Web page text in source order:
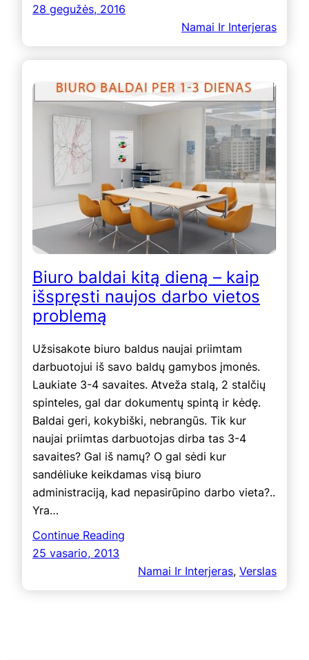
28 gegužės, 2016
Namai Ir Interjeras
Biuro baldai kitą dieną – kaip
išspręsti naujos darbo vietos
problemą
Užsisakote biuro baldus naujai priimtam
darbuotojui iš savo baldų gamybos įmonės.
Laukiate 3-4 savaites. Atveža stalą, 2 stalčių
spinteles, gal dar dokumentų spintą ir kėdę.
Baldai geri, kokybiški, nebrangūs. Tik kur
naujai priimtas darbuotojas dirba tas 3-4
savaites? Gal iš namų? O gal sėdi kur
sandėliuke keikdamas visą biuro
administraciją, kad nepasirūpino darbo vieta?..
Yra…
Continue Reading
25 vasario, 2013
Namai Ir Interjeras, Verslas